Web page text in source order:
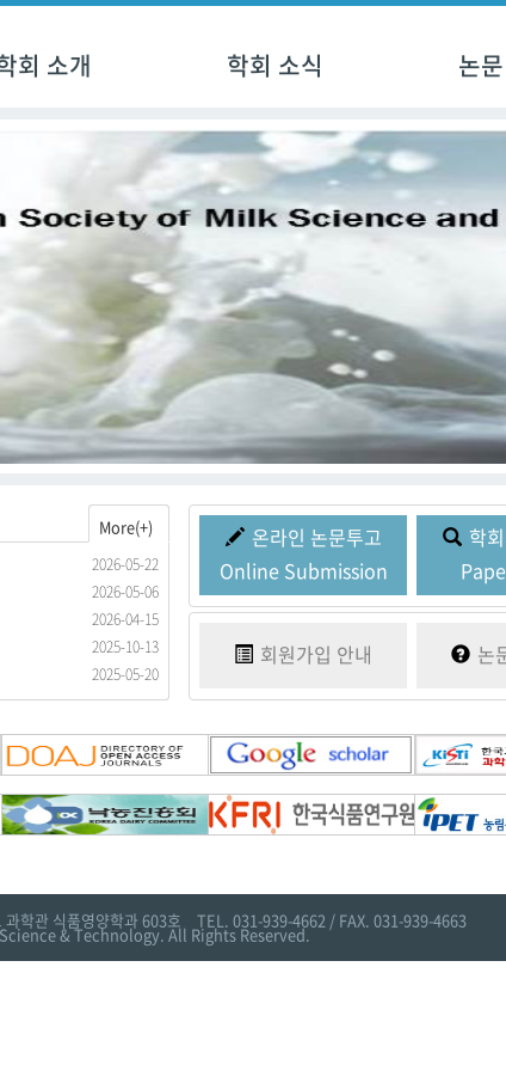
회 소개 학회 소식 논
More(+)
2026-05-22
2026-05-06
2026-04-15
2025-10-13
2025-05-20
More(+)
2017-03-21
온라인 논문투고
Online Submission
학
회원가입 안내 논
학관 식품영양학과 603호 TEL. 031-939-4662 / FAX. 031-939-4663
& Technology. All Rights Reserved.